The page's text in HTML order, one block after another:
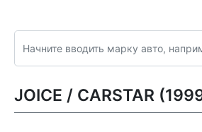
JOICE / CARSTAR